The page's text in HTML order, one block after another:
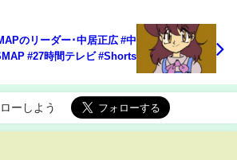
のリーダー･中居正広 #中
#27時間テレビ #Shorts
ーしよう